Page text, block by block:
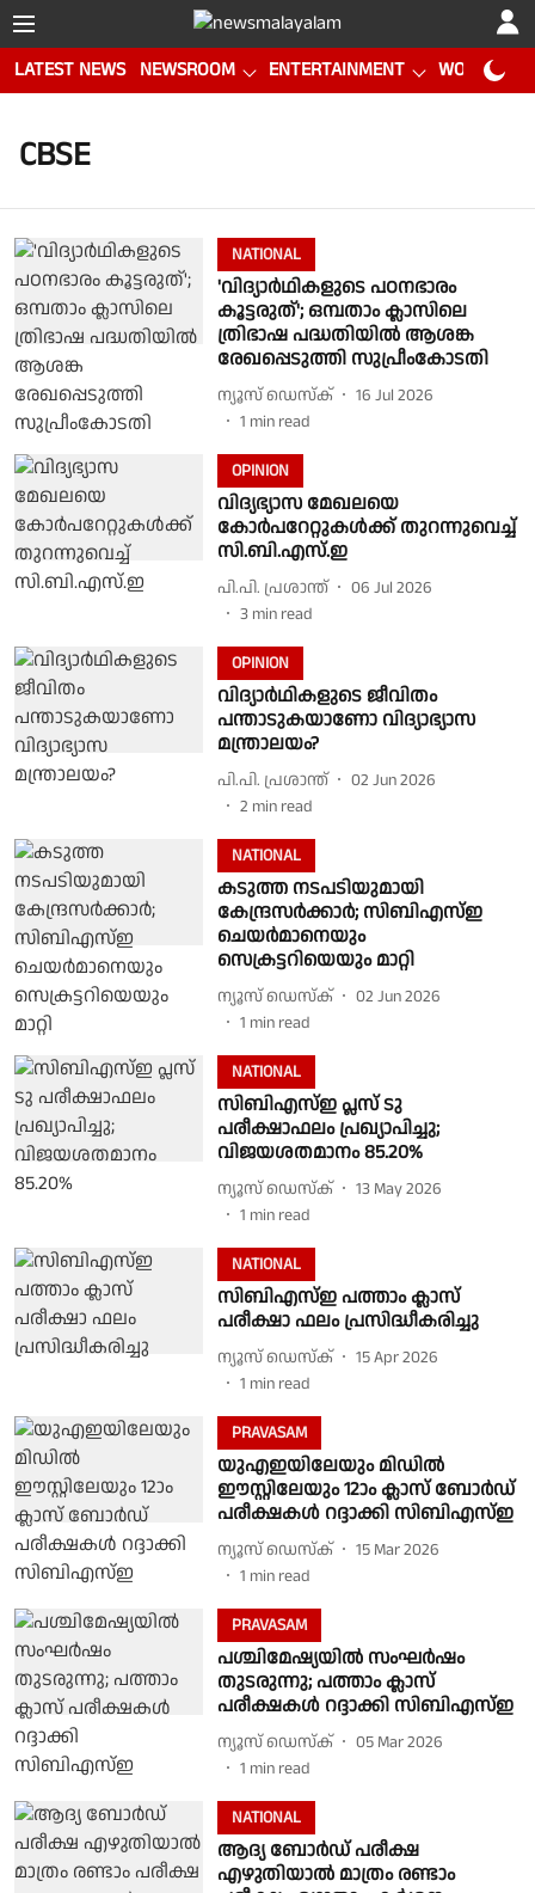
LATEST NEWS NEWSROOM ENTERTAINMENT WORLD CUP
CBSE
NATIONAL
'വിദ്യാർഥികളുടെ പഠനഭാരം
കൂട്ടരുത്'; ഒമ്പതാം ക്ലാസിലെ
ത്രിഭാഷ പദ്ധതിയിൽ ആശങ്ക
രേഖപ്പെടുത്തി സുപ്രീംകോടതി
ന്യൂസ് ഡെസ്ക്
16 Jul 2026
1 min read
OPINION
വിദ്യഭ്യാസ മേഖലയെ
കോര്‍പറേറ്റുകള്‍ക്ക് തുറന്നുവെച്ച്
സി.ബി.എസ്.ഇ
പി.പി. പ്രശാന്ത്
06 Jul 2026
3 min read
OPINION
വിദ്യാർഥികളുടെ ജീവിതം
പന്താടുകയാണോ വിദ്യാഭ്യാസ
മന്ത്രാലയം?
പി.പി. പ്രശാന്ത്
02 Jun 2026
2 min read
NATIONAL
കടുത്ത നടപടിയുമായി
കേന്ദ്രസർക്കാർ; സിബിഎസ്ഇ
ചെയർമാനെയും
സെക്രട്ടറിയെയും മാറ്റി
ന്യൂസ് ഡെസ്ക്
02 Jun 2026
1 min read
NATIONAL
സിബിഎസ്ഇ പ്ലസ് ടു
പരീക്ഷാഫലം പ്രഖ്യാപിച്ചു;
വിജയശതമാനം 85.20%
ന്യൂസ് ഡെസ്ക്
13 May 2026
1 min read
NATIONAL
സിബിഎസ്ഇ പത്താം ക്ലാസ്
പരീക്ഷാ ഫലം പ്രസിദ്ധീകരിച്ചു
ന്യൂസ് ഡെസ്ക്
15 Apr 2026
1 min read
PRAVASAM
യുഎഇയിലേയും മിഡിൽ
ഈസ്റ്റിലേയും 12ാം ക്ലാസ് ബോർഡ്
പരീക്ഷകൾ റദ്ദാക്കി സിബിഎസ്ഇ
ന്യൂസ് ഡെസ്ക്
15 Mar 2026
1 min read
PRAVASAM
പശ്ചിമേഷ്യയില്‍ സംഘര്‍ഷം
തുടരുന്നു; പത്താം ക്ലാസ്
പരീക്ഷകള്‍ റദ്ദാക്കി സിബിഎസ്ഇ
ന്യൂസ് ഡെസ്ക്
05 Mar 2026
1 min read
NATIONAL
ആദ്യ ബോർഡ് പരീക്ഷ
എഴുതിയാൽ മാത്രം രണ്ടാം